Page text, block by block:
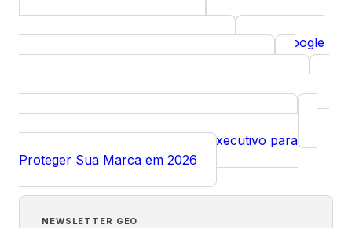
Google
Velocidade Sem Prova é Dívida: 10 Controles
Alucinações de IA: O Guia Executivo para
Proteger Sua Marca em 2026
NEWSLETTER GEO